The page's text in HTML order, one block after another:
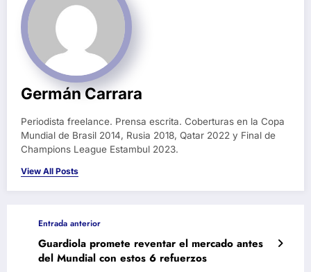
Germán Carrara
Periodista freelance. Prensa escrita. Coberturas en la Copa
Mundial de Brasil 2014, Rusia 2018, Qatar 2022 y Final de
Champions League Estambul 2023.
View All Posts
Entrada anterior
Guardiola promete reventar el mercado antes
del Mundial con estos 6 refuerzos